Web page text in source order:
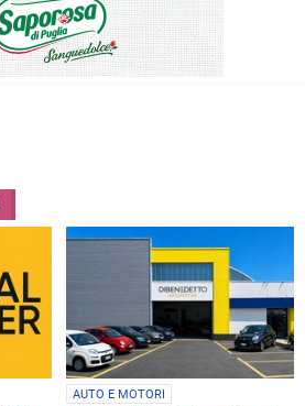
AUTO E MOTORI